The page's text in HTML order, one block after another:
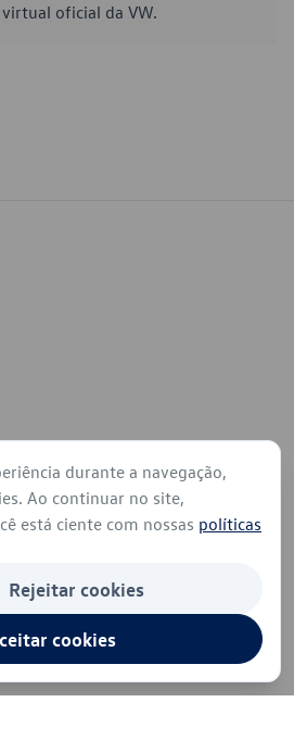
oficial da VW.
durante a navegação,
Ao continuar no site,
está ciente com nossas políticas
Rejeitar cookies
cookies